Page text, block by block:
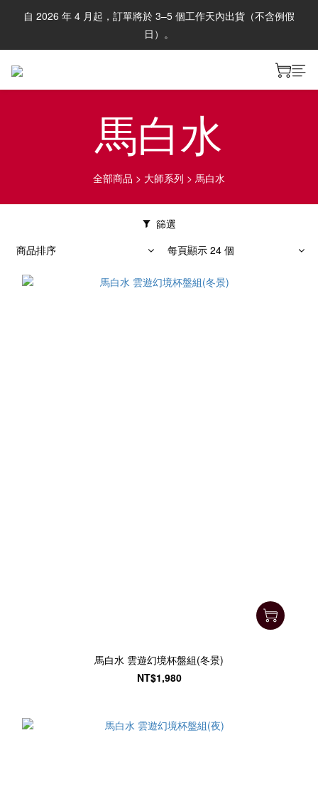
自 2026 年 4 月起，訂單將於 3–5 個工作天內出貨（不含例假
日）。
馬白水
全部商品 > 大師系列 > 馬白水
篩選
商品排序
每頁顯示 24 個
馬白水 雲遊幻境杯盤組(冬景)
NT$1,980